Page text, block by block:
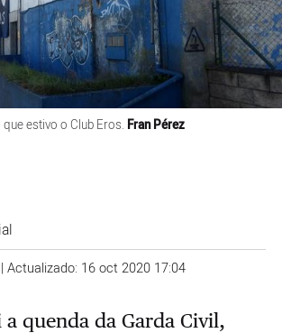
estivo o Club Eros. Fran Pérez
Actualizado: 16 oct 2020 17:04
quenda da Garda Civil,